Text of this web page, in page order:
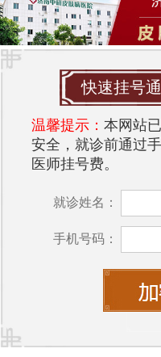
皮肤瘙痒的困扰不仅
情绪低落、焦虑等心
频繁抓挠，导致皮肤
变。常见的症状包括：
- **局部瘙痒**：如手
- **全身瘙痒**：无明
关。
- **皮肤干燥**：伴随
- **皮疹**：如红斑、
环境对皮肤的影响
环境因素对皮肤健康
空气污染、紫外线辐
损，进而引发瘙痒。
快速挂号
温馨提示： 本网站
安全，就诊前通过
医师挂号费。
就诊姓名：
手机号码：